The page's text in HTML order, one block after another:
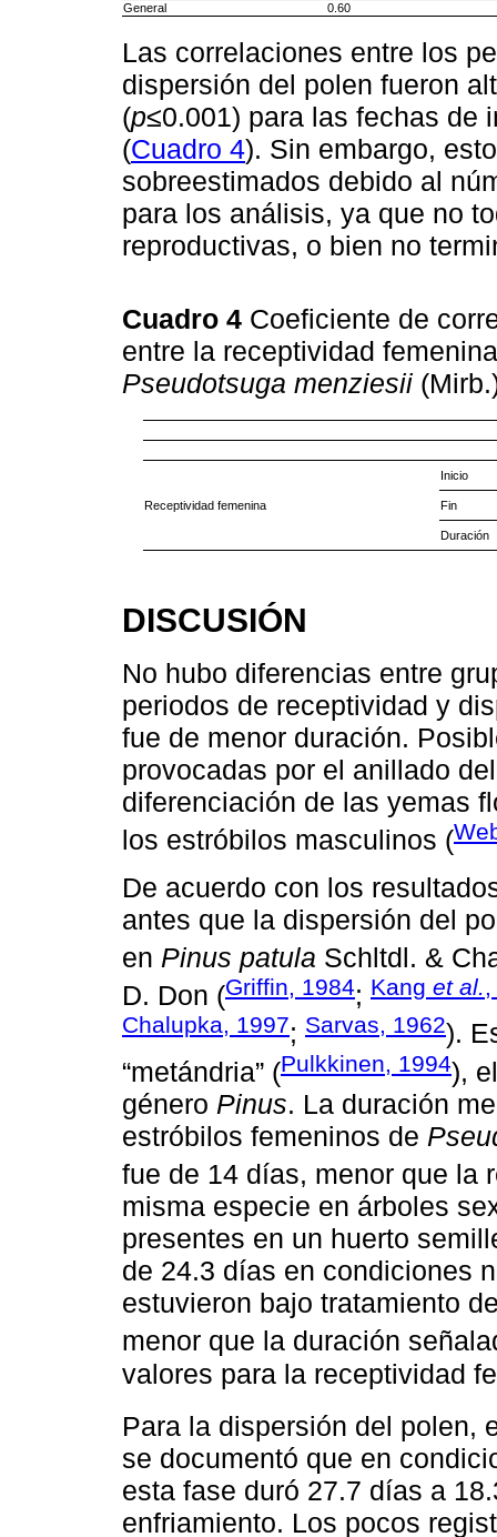
General
0.60
Las correlaciones entre los
dispersión del polen fueron
(p≤0.001) para las fechas de
(Cuadro 4). Sin embargo,
sobreestimados debido al
para los análisis, ya que no
reproductivas, o bien no
Cuadro 4 Coeficiente de
entre la receptividad
Pseudotsuga menziesii
Receptividad femenina
Inicio
Fin
Duración
DISCUSIÓN
No hubo diferencias entre
periodos de receptividad y
fue de menor duración.
provocadas por el anillado
diferenciación de las yemas
los estróbilos masculinos (
De acuerdo con los
antes que la dispersión del
en Pinus patula Schltdl. &
D. Don (Griffin, 1984; Kang et al.
Chalupka, 1997; Sarvas, 1962).
“metándria” (Pulkkinen, 1994),
género Pinus. La duración
estróbilos femeninos de
fue de 14 días, menor que la
misma especie en árboles
presentes en un huerto
de 24.3 días en condiciones
estuvieron bajo tratamiento
menor que la duración
valores para la receptividad
Para la dispersión del polen,
se documentó que en
esta fase duró 27.7 días a
enfriamiento. Los pocos